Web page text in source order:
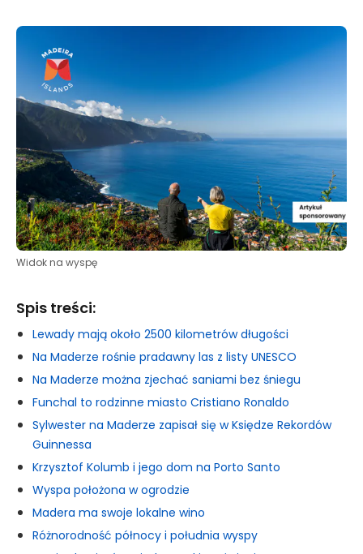
Widok na wyspę
Spis treści:
Lewady mają około 2500 kilometrów długości
Na Maderze rośnie pradawny las z listy UNESCO
Na Maderze można zjechać saniami bez śniegu
Funchal to rodzinne miasto Cristiano Ronaldo
Sylwester na Maderze zapisał się w Księdze Rekordów
Guinnessa
Krzysztof Kolumb i jego dom na Porto Santo
Wyspa położona w ogrodzie
Madera ma swoje lokalne wino
Różnorodność północy i południa wyspy